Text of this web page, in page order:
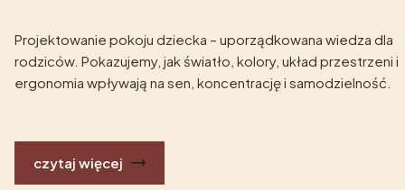
Projektowanie pokoju dziecka – uporządkowana wiedza dla
rodziców. Pokazujemy, jak światło, kolory, układ przestrzeni i
ergonomia wpływają na sen, koncentrację i samodzielność.
czytaj więcej